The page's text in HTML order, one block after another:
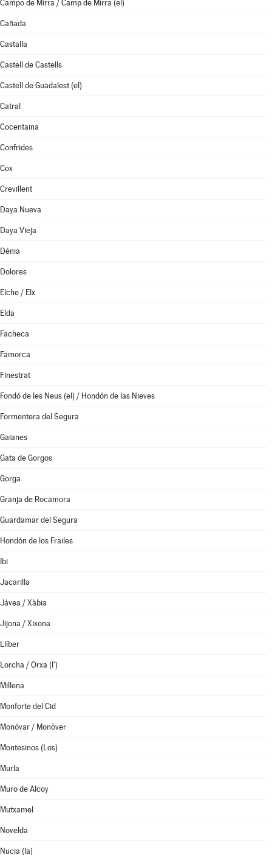
Campo de Mirra / Camp de Mirra (el)
Cañada
Castalla
Castell de Castells
Castell de Guadalest (el)
Catral
Cocentaina
Confrides
Cox
Crevillent
Daya Nueva
Daya Vieja
Dénia
Dolores
Elche / Elx
Elda
Facheca
Famorca
Finestrat
Fondó de les Neus (el) / Hondón de las Nieves
Formentera del Segura
Gaianes
Gata de Gorgos
Gorga
Granja de Rocamora
Guardamar del Segura
Hondón de los Frailes
Ibi
Jacarilla
Jávea / Xàbia
Jijona / Xixona
Llíber
Lorcha / Orxa (l')
Millena
Monforte del Cid
Monóvar / Monòver
Montesinos (Los)
Murla
Muro de Alcoy
Mutxamel
Novelda
Nucia (la)